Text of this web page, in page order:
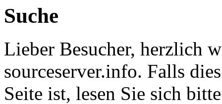
Suche
Lieber Besucher, herzlich
sourceserver.info. Falls
Seite ist, lesen Sie sich